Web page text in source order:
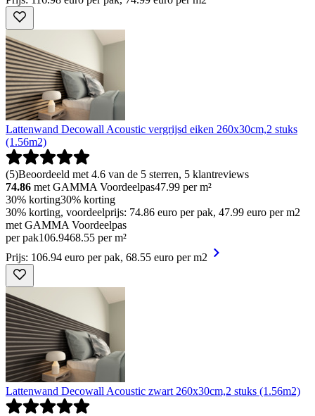
Lattenwand Decowall Acoustic vergrijsd eiken 260x30cm,2 stuks
(1.56m2)
(5)Beoordeeld met 4.6 van de 5 sterren, 5 klantreviews
74.86 met GAMMA Voordeelpas47.99 per m²
30% korting30% korting
30% korting, voordeelprijs: 74.86 euro per pak, 47.99 euro per m2
met GAMMA Voordeelpas
per pak106.9468.55 per m²
Prijs: 106.94 euro per pak, 68.55 euro per m2
Lattenwand Decowall Acoustic zwart 260x30cm,2 stuks (1.56m2)